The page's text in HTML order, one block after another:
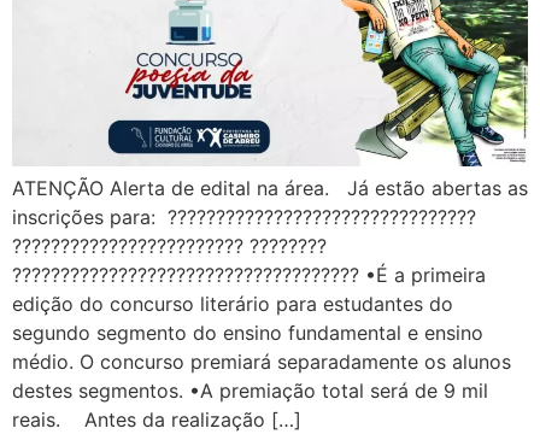
ATENÇÃO Alerta de edital na área. Já estão abertas as
inscrições para: ????????????????????????????????
???????????????????????? ????????
???????????????????????????????????? •É a primeira
edição do concurso literário para estudantes do
segundo segmento do ensino fundamental e ensino
médio. O concurso premiará separadamente os alunos
destes segmentos. •A premiação total será de 9 mil
reais. Antes da realização […]